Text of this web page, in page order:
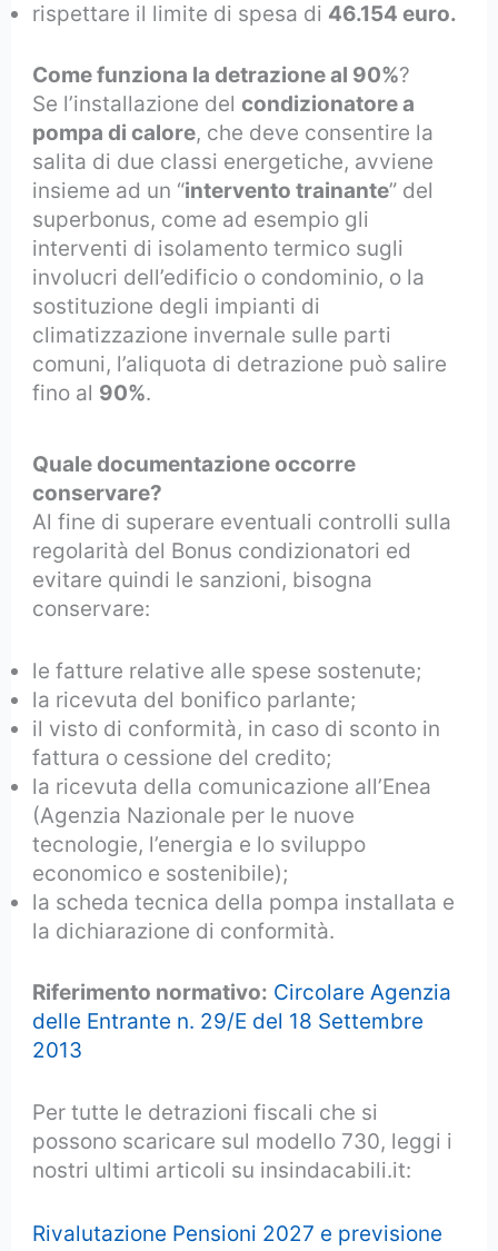
rispettare il limite di spesa di 46.154 euro.
Come funziona la detrazione al 90%?
Se l’installazione delcondizionatore a
pompa di calore, che deve consentire la
salita di due classi energetiche, avviene
insieme ad un “intervento trainante” del
superbonus, come ad esempio gli
interventi di isolamento termico sugli
involucri dell’edificio o condominio, o la
sostituzione degli impianti di
climatizzazione invernale sulle parti
comuni, l’aliquota di detrazione può salire
fino al 90%.
Quale documentazione occorre
conservare?
Al fine di superare eventuali controlli sulla
regolarità del Bonus condizionatori ed
evitare quindi le sanzioni, bisogna
conservare:
le fatture relative alle spese sostenute;
la ricevuta del bonifico parlante;
il visto di conformità, in caso di sconto in
fattura o cessione del credito;
la ricevuta della comunicazione all’Enea
(Agenzia Nazionale per le nuove
tecnologie, l’energia e lo sviluppo
economico e sostenibile);
la scheda tecnica della pompa installata e
la dichiarazione di conformità.
Riferimento normativo: Circolare Agenzia
delle Entrante n. 29/E del 18 Settembre
2013
Per tutte le detrazioni fiscali che si
possono scaricare sul modello 730, leggi i
nostri ultimi articoli su insindacabili.it:
Rivalutazione Pensioni 2027 e previsione